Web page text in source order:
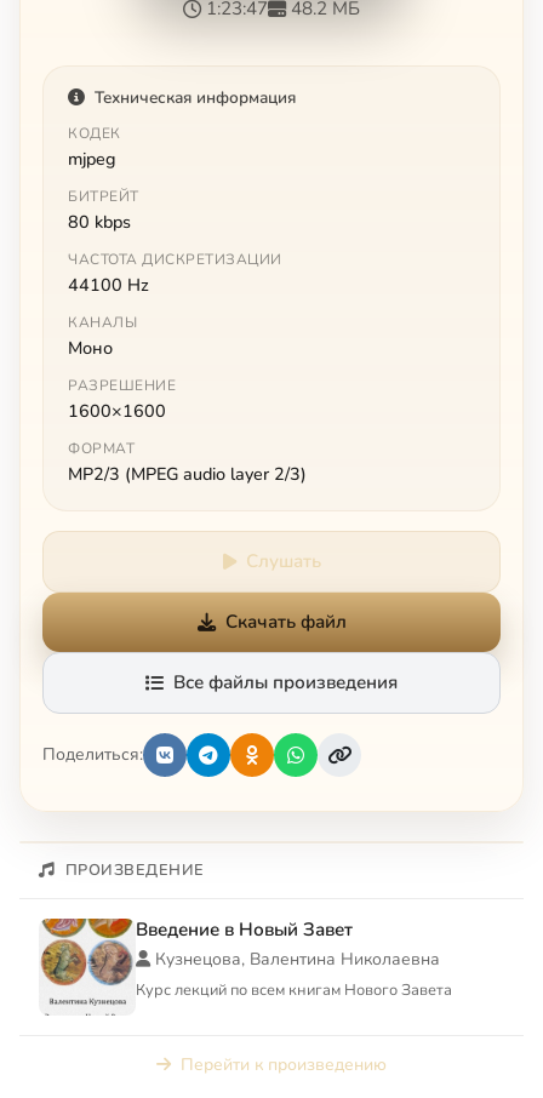
1:23:47 48.2 МБ
Техническая информация
КОДЕК
mjpeg
БИТРЕЙТ
80 kbps
ЧАСТОТА ДИСКРЕТИЗАЦИИ
44100 Hz
КАНАЛЫ
Моно
РАЗРЕШЕНИЕ
1600×1600
ФОРМАТ
MP2/3 (MPEG audio layer 2/3)
Слушать
Скачать файл
Все файлы произведения
Поделиться:
ПРОИЗВЕДЕНИЕ
Введение в Новый Завет
Кузнецова, Валентина Николаевна
Курс лекций по всем книгам Нового Завета
Перейти к произведению